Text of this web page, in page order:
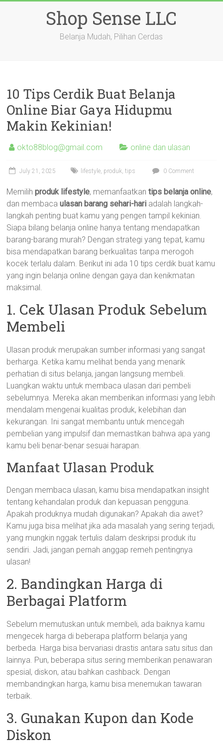
Shop Sense LLC
Belanja Mudah, Pilihan Cerdas
10 Tips Cerdik Buat Belanja
Online Biar Gaya Hidupmu
Makin Kekinian!
okto88blog@gmail.com online dan ulasan
July 21, 2025 lifestyle, produk,tips 0 Comment
Memilihproduk lifestyle, memanfaatkantips belanja online,
dan membacaulasan barang sehari-hari adalah langkah-
langkah penting buat kamu yang pengen tampil kekinian.
Siapa bilang belanja online hanya tentang mendapatkan
barang-barang murah? Dengan strategi yang tepat, kamu
bisa mendapatkan barang berkualitas tanpa merogoh
kocek terlalu dalam. Berikut ini ada 10 tips cerdik buat kamu
yang ingin belanja online dengan gaya dan kenikmatan
maksimal.
1. Cek Ulasan Produk Sebelum
Membeli
Ulasan produk merupakan sumber informasi yang sangat
berharga. Ketika kamu melihat benda yang menarik
perhatian di situs belanja, jangan langsung membeli.
Luangkan waktu untuk membaca ulasan dari pembeli
sebelumnya. Mereka akan memberikan informasi yang lebih
mendalam mengenai kualitas produk, kelebihan dan
kekurangan. Ini sangat membantu untuk mencegah
pembelian yang impulsif dan memastikan bahwa apa yang
kamu beli benar-benar sesuai harapan.
Manfaat Ulasan Produk
Dengan membaca ulasan, kamu bisa mendapatkan insight
tentang kehandalan produk dan kepuasan pengguna.
Apakah produknya mudah digunakan? Apakah dia awet?
Kamu juga bisa melihat jika ada masalah yang sering terjadi,
yang mungkin nggak tertulis dalam deskripsi produk itu
sendiri. Jadi, jangan pernah anggap remeh pentingnya
ulasan!
2. Bandingkan Harga di
Berbagai Platform
Sebelum memutuskan untuk membeli, ada baiknya kamu
mengecek harga di beberapa platform belanja yang
berbeda. Harga bisa bervariasi drastis antara satu situs dan
lainnya. Pun, beberapa situs sering memberikan penawaran
spesial, diskon, atau bahkan cashback. Dengan
membandingkan harga, kamu bisa menemukan tawaran
terbaik.
3. Gunakan Kupon dan Kode
Diskon